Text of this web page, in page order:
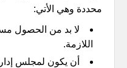
محددة وهي الأتي:
لا بد من الحصول
اللازمة.
أن يكون لمجلس